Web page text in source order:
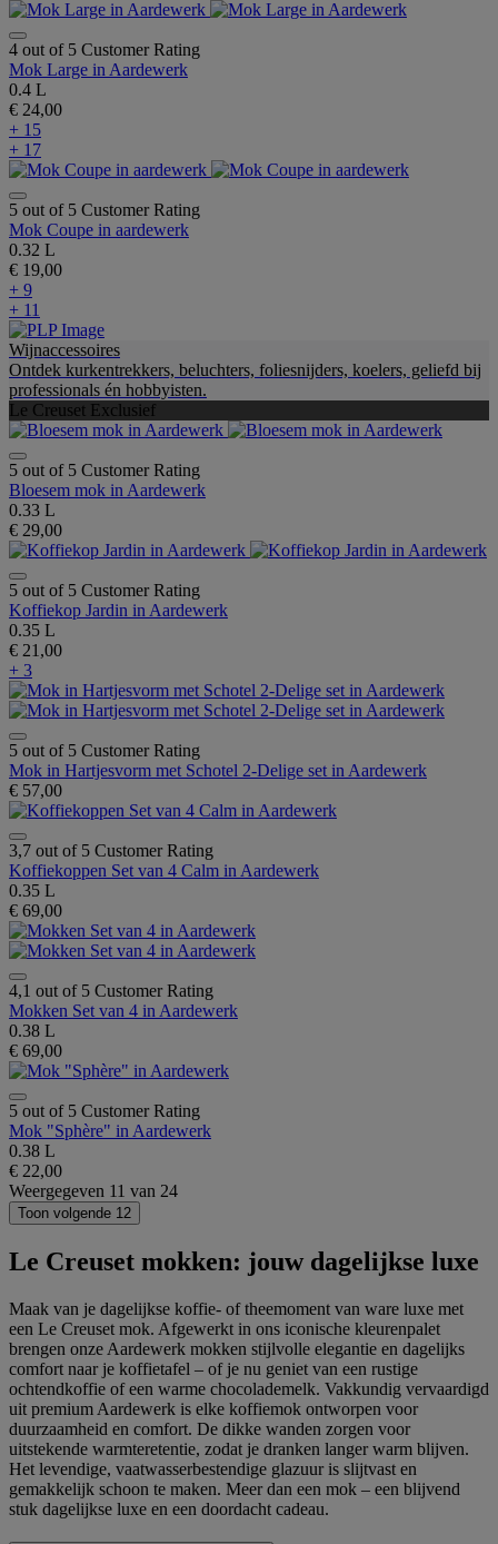
4 out of 5 Customer Rating
Mok Large in Aardewerk
0.4 L
€ 24,00
+ 15
+ 17
5 out of 5 Customer Rating
Mok Coupe in aardewerk
0.32 L
€ 19,00
+ 9
+ 11
Wijnaccessoires
Ontdek kurkentrekkers, beluchters, foliesnijders, koelers, geliefd bij
professionals én hobbyisten.
Le Creuset Exclusief
5 out of 5 Customer Rating
Bloesem mok in Aardewerk
0.33 L
€ 29,00
5 out of 5 Customer Rating
Koffiekop Jardin in Aardewerk
0.35 L
€ 21,00
+ 3
5 out of 5 Customer Rating
Mok in Hartjesvorm met Schotel 2-Delige set in Aardewerk
€ 57,00
3,7 out of 5 Customer Rating
Koffiekoppen Set van 4 Calm in Aardewerk
0.35 L
€ 69,00
4,1 out of 5 Customer Rating
Mokken Set van 4 in Aardewerk
0.38 L
€ 69,00
5 out of 5 Customer Rating
Mok "Sphère" in Aardewerk
0.38 L
€ 22,00
Weergegeven 11 van 24
Toon volgende 12
Le Creuset mokken: jouw dagelijkse luxe
Maak van je dagelijkse koffie- of theemoment van ware luxe met
een Le Creuset mok. Afgewerkt in ons iconische kleurenpalet
brengen onze Aardewerk mokken stijlvolle elegantie en dagelijks
comfort naar je koffietafel – of je nu geniet van een rustige
ochtendkoffie of een warme chocolademelk. Vakkundig vervaardigd
uit premium Aardewerk is elke koffiemok ontworpen voor
duurzaamheid en comfort. De dikke wanden zorgen voor
uitstekende warmteretentie, zodat je dranken langer warm blijven.
Het levendige, vaatwasserbestendige glazuur is slijtvast en
gemakkelijk schoon te maken. Meer dan een mok – een blijvend
stuk dagelijkse luxe en een doordacht cadeau.